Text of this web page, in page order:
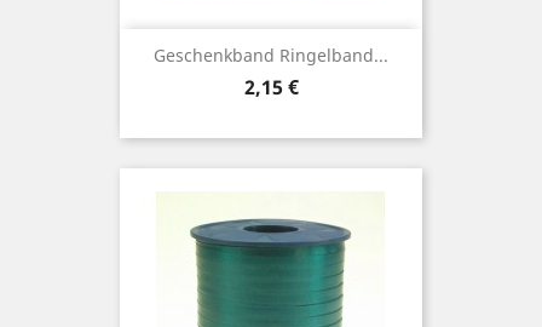
Geschenkband Ringelband...
Preis
2,15 €